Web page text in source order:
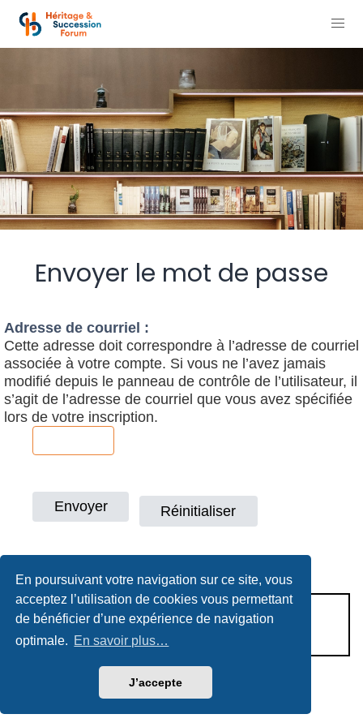
En poursuivant votre navigation sur ce site, vous
acceptez l’utilisation de cookies vous permettant
de bénéficier d’une expérience de navigation
optimale. En savoir plus…
J’accepte
Envoyer le mot de passe
Adresse de courriel :
Cette adresse doit correspondre à l’adresse de courriel
associée à votre compte. Si vous ne l’avez jamais
modifié depuis le panneau de contrôle de l’utilisateur, il
s’agit de l’adresse de courriel que vous avez spécifiée
lors de votre inscription.
CONDITIONS D’UTILISATION
POLITIQUE DE VIE PRIVÉE
Héritage & Succession